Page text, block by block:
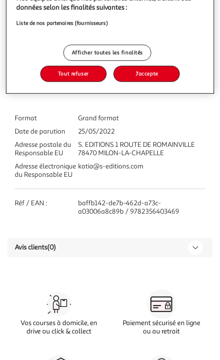
Afficher le prix
Caractéristiques
Format
Grand format
Date de parution
25/05/2022
Adresse postale du
Responsable EU
S. EDITIONS 1 ROUTE DE ROMAINVILLE
78470 MILON-LA-CHAPELLE
Adresse électronique
du Responsable EU
katia@s-editions.com
Réf / EAN :
baffb142-de7b-462d-a73c-
a03006a8c89b / 9782356403469
Avis clients(0)
Vos courses à domicile, en
drive ou click & collect
Paiement sécurisé en ligne
ou au retrait
données selon les finalités suivantes :
Liste de nos partenaires (fournisseurs)
Afficher toutes les finalités
Tout refuser J'accepte